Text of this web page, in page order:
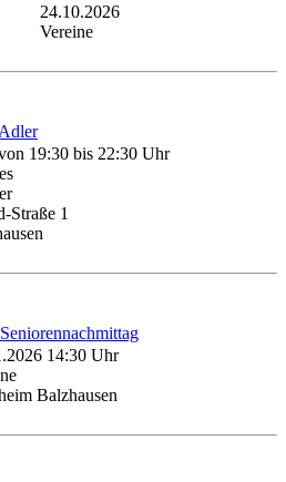
24.10.2026
Vereine
19:30 bis 22:30 Uhr
Straße 1
14:30 Uhr
Balzhausen